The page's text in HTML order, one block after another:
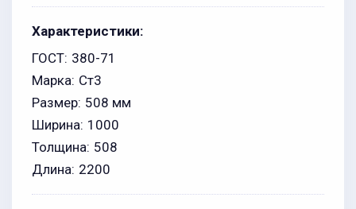
Характеристики:
ГОСТ: 380-71
Марка: Ст3
Размер: 508 мм
Ширина: 1000
Толщина: 508
Длина: 2200